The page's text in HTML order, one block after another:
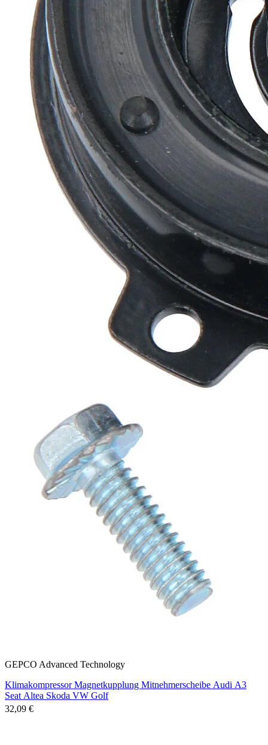
GEPCO Advanced Technology
Klimakompressor Magnetkupplung Mitnehmerscheibe Audi A3
Seat Altea Skoda VW Golf
32,09 €